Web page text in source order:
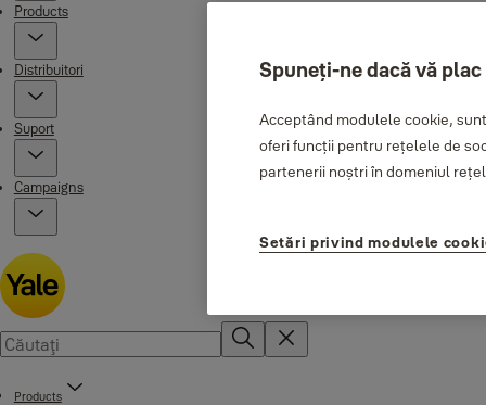
Products
Distribuitori
Suport
Campaigns
Products
Spuneți-ne dacă vă
Acceptând modulele cookie,
oferi funcții pentru rețelele de
partenerii noștri în domeniul
Setări privind modulele